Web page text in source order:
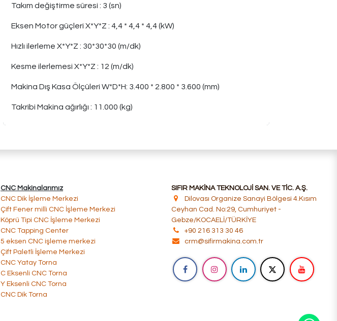
Takım değiştirme süresi : 3 (sn)
Eksen Motor güçleri X*Y*Z : 4,4 * 4,4 * 4,4 (kW)
Hızlı ilerleme X*Y*Z : 30*30*30 (m/dk)
Kesme ilerlemesi X*Y*Z : 12 (m/dk)
Makina Dış Kasa Ölçüleri W*D*H: 3.400 * 2.800 * 3.600 (mm)
Takribi Makina ağırlığı : 11.000 (kg)
SIFIR MAKİNA TEKNOLOJİ SAN. VE TİC. A.Ş.
Dilovası Organize Sanayi Bölgesi 4.Kısım
Ceyhan Cad. No:29, Cumhuriyet -
Gebze/KOCAELİ/TÜRKİYE
+90 216 313 30 46
crm@sifirmakina.com.tr
CNC Makinalarımız
CNC Dik İşleme Merkezi
Çift Fener milli CNC İşleme Merkezi​
​​Köprü Tipi CNC İşleme Merkezi
​CNC Tapping Center
​5 eksen CNC işleme merkezi
​Çift Paletli İşleme Merkezi
​CNC Yatay Torna
C Eksenli CNC Torna
Y Eksenli CNC Torna
CNC Dik Torna